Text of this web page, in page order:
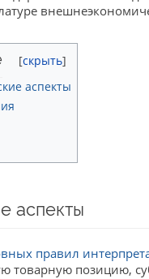
аспекты
аспекты
правил
товарную позицию,